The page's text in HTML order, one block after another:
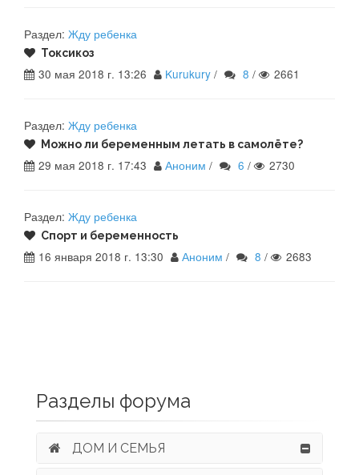
Раздел: Жду ребенка
Токсикоз
30 мая 2018 г. 13:26 Kurukury / 8 / 2661
Раздел: Жду ребенка
Можно ли беременным летать в самолёте?
29 мая 2018 г. 17:43 Аноним / 6 / 2730
Раздел: Жду ребенка
Спорт и беременность
16 января 2018 г. 13:30 Аноним / 8 / 2683
Разделы форума
ДОМ И СЕМЬЯ